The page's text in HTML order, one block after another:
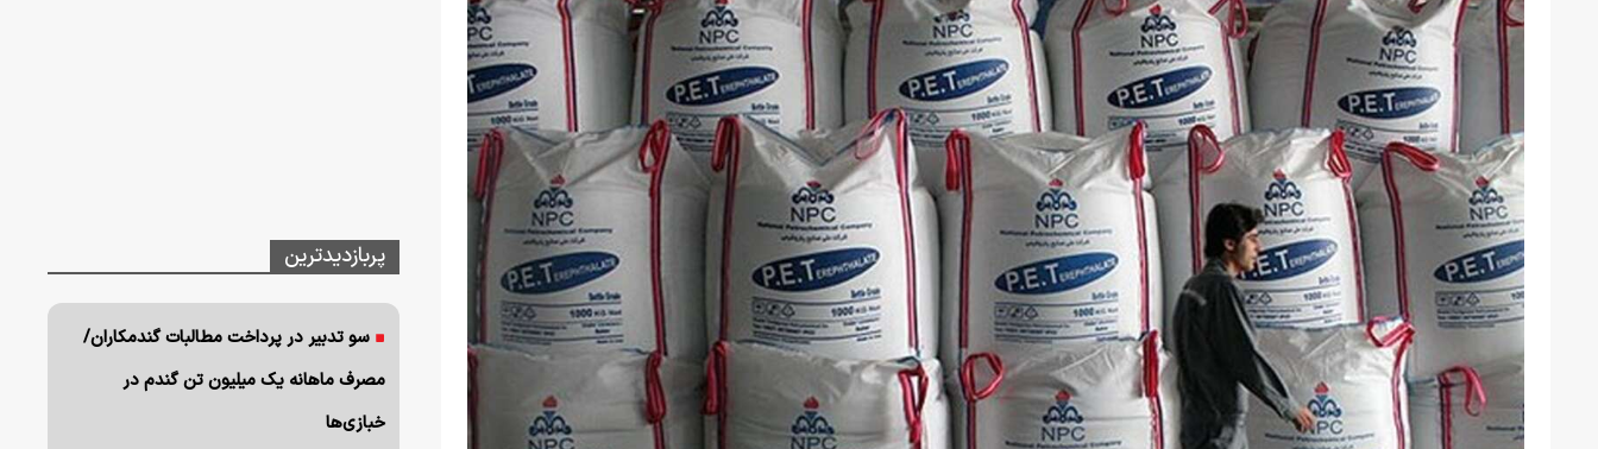
پربازدیدترین
سو تدبیر در پرداخت مطالبات گندمکاران/
مصرف ماهانه یک میلیون تن گندم در
خبازی‌ها